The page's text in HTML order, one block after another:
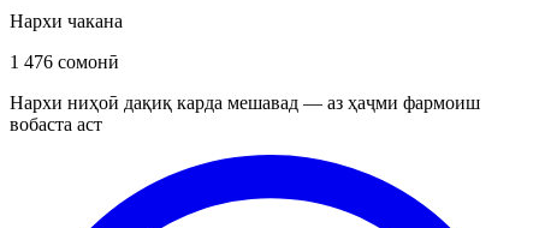
Нархи чакана
1 476 сомонӣ
Нархи ниҳоӣ дақиқ карда мешавад — аз ҳаҷми фармоиш
вобаста аст